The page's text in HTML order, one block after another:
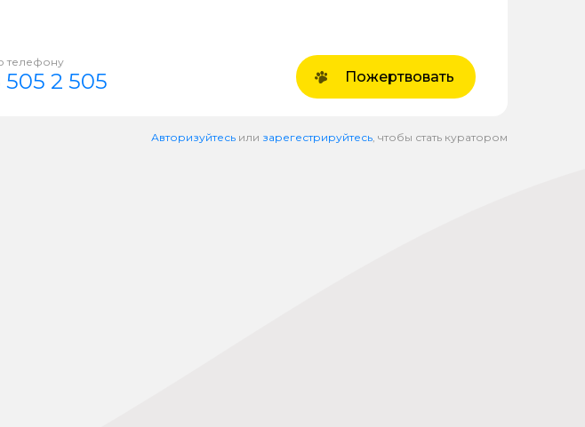
телефону
505 2 505 Пожертвовать
Авторизуйтесь или зарегестрируйтесь , чтобы стать куратором